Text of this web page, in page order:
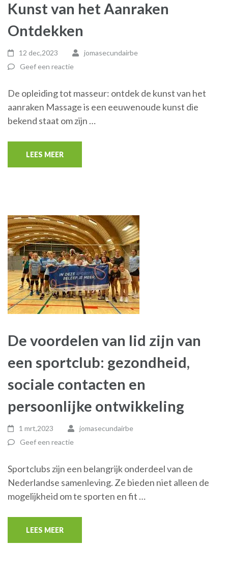
Kunst van het Aanraken
Ontdekken
12 dec,2023
jomasecundairbe
Geef een reactie
De opleiding tot masseur: ontdek de kunst van het
aanraken Massage is een eeuwenoude kunst die
bekend staat om zijn …
LEES MEER
De voordelen van lid zijn van
een sportclub: gezondheid,
sociale contacten en
persoonlijke ontwikkeling
1 mrt,2023
jomasecundairbe
Geef een reactie
Sportclubs zijn een belangrijk onderdeel van de
Nederlandse samenleving. Ze bieden niet alleen de
mogelijkheid om te sporten en fit …
LEES MEER